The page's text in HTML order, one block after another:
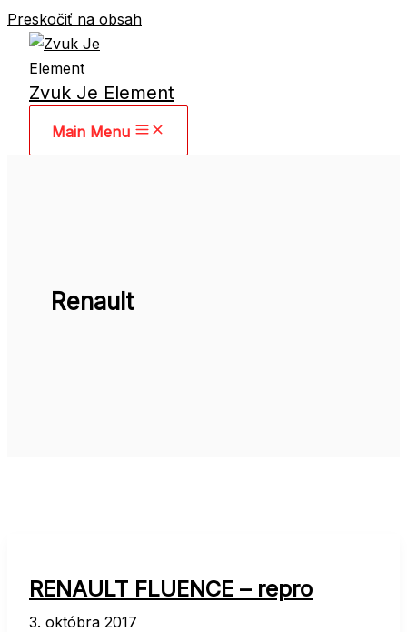
Preskočiť na obsah
Zvuk Je Element
Main Menu
Renault
RENAULT FLUENCE – repro
3. októbra 2017